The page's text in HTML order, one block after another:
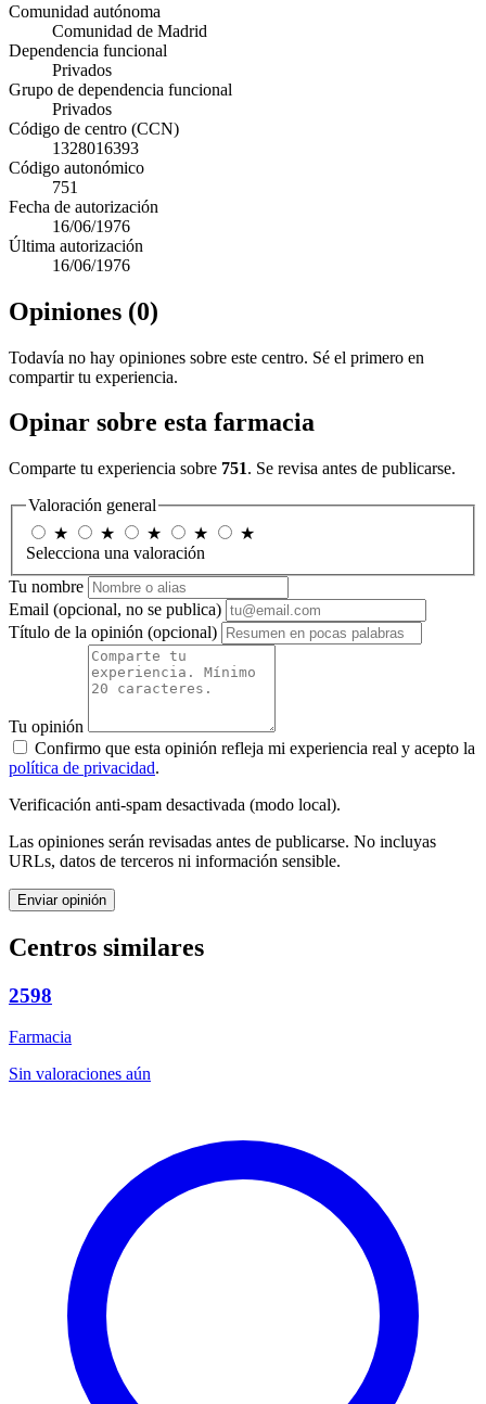
Comunidad autónoma
Comunidad de Madrid
Dependencia funcional
Privados
Grupo de dependencia funcional
Privados
Código de centro (CCN)
1328016393
Código autonómico
751
Fecha de autorización
16/06/1976
Última autorización
16/06/1976
Opiniones (0)
Todavía no hay opiniones sobre este centro. Sé el primero en
compartir tu experiencia.
Opinar sobre esta farmacia
Comparte tu experiencia sobre 751. Se revisa antes de publicarse.
Valoración general
★
★ ★ ★
★
Selecciona una valoración
Tu nombre
Email (opcional, no se publica)
Título de la opinión (opcional)
Tu opinión
Confirmo que esta opinión refleja mi experiencia real y acepto la
política de privacidad.
Verificación anti-spam desactivada (modo local).
Las opiniones serán revisadas antes de publicarse. No incluyas
URLs, datos de terceros ni información sensible.
Enviar opinión
Centros similares
2598
Farmacia
Sin valoraciones aún